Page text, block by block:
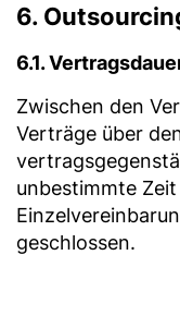
6.
6.1.
Zwischen den
Verträge über
unbestimmte
geschlossen.